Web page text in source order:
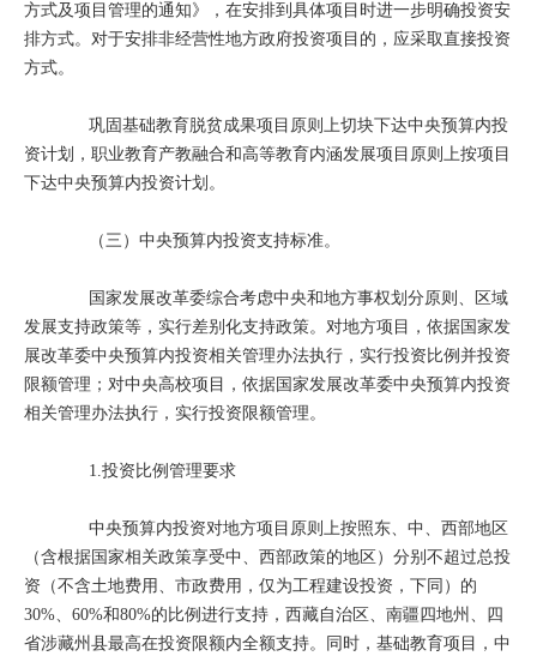
方式及项目管理的通知》，在安排到具体项目时进一步明确投资安
排方式。对于安排非经营性地方政府投资项目的，应采取直接投资
方式。
巩固基础教育脱贫成果项目原则上切块下达中央预算内投
资计划，职业教育产教融合和高等教育内涵发展项目原则上按项目
下达中央预算内投资计划。
（三）中央预算内投资支持标准。
国家发展改革委综合考虑中央和地方事权划分原则、区域
发展支持政策等，实行差别化支持政策。对地方项目，依据国家发
展改革委中央预算内投资相关管理办法执行，实行投资比例并投资
限额管理；对中央高校项目，依据国家发展改革委中央预算内投资
相关管理办法执行，实行投资限额管理。
1.投资比例管理要求
中央预算内投资对地方项目原则上按照东、中、西部地区
（含根据国家相关政策享受中、西部政策的地区）分别不超过总投
资（不含土地费用、市政费用，仅为工程建设投资，下同）的
30%、60%和80%的比例进行支持，西藏自治区、南疆四地州、四
省涉藏州县最高在投资限额内全额支持。同时，基础教育项目，中